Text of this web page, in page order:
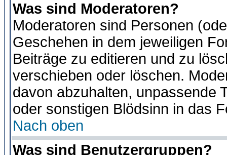
Was sind Moderatoren?
Moderatoren sind Personen
Geschehen in dem jeweiligen
Beiträge zu editieren und zu
verschieben oder löschen.
davon abzuhalten, unpassende
oder sonstigen Blödsinn in das
Nach oben
Was sind Benutzergruppen?